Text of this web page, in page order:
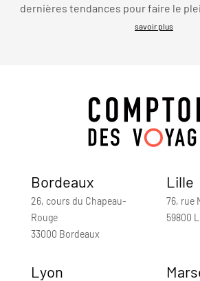
dernières tendances pour faire le
savoir plus
Bordeaux
26, cours du Chapeau-
Rouge
33000 Bordeaux
Lille
76, rue
59800
Lyon